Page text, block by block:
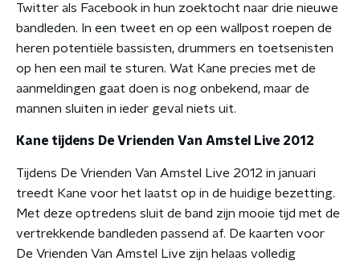
Twitter als Facebook in hun zoektocht naar drie nieuwe
bandleden. In een tweet en op een wallpost roepen de
heren potentiële bassisten, drummers en toetsenisten
op hen een mail te sturen. Wat Kane precies met de
aanmeldingen gaat doen is nog onbekend, maar de
mannen sluiten in ieder geval niets uit.
Kane tijdens De Vrienden Van Amstel Live 2012
Tijdens De Vrienden Van Amstel Live 2012 in januari
treedt Kane voor het laatst op in de huidige bezetting.
Met deze optredens sluit de band zijn mooie tijd met de
vertrekkende bandleden passend af. De kaarten voor
De Vrienden Van Amstel Live zijn helaas volledig